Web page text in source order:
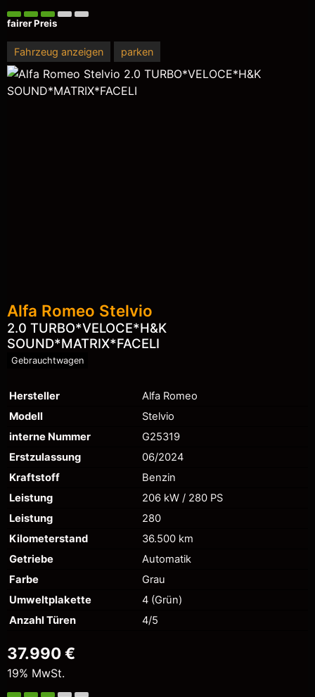
fairer Preis
Fahrzeug anzeigen parken
Alfa Romeo Stelvio
2.0 TURBO*VELOCE*H&K
SOUND*MATRIX*FACELI
Gebrauchtwagen
Hersteller
Alfa Romeo
Modell
Stelvio
interne Nummer
G25319
Erstzulassung
06/2024
Kraftstoff
Benzin
Leistung
206 kW / 280 PS
Leistung
280
Kilometerstand
36.500 km
Getriebe
Automatik
Farbe
Grau
Umweltplakette
4 (Grün)
Anzahl Türen
4/5
37.990 €
19% MwSt.